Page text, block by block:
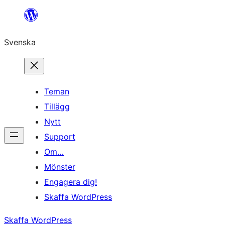
Hoppa
innehåll
Svenska
Teman
Tillägg
Nytt
Support
Om…
Mönster
Engagera dig!
Skaffa WordPress
Skaffa WordPress